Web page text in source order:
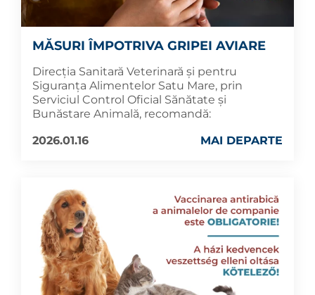
MĂSURI ÎMPOTRIVA GRIPEI AVIARE
Direcția Sanitară Veterinară și pentru
Siguranța Alimentelor Satu Mare, prin
Serviciul Control Oficial Sănătate și
Bunăstare Animală, recomandă:
2026.01.16
MAI DEPARTE